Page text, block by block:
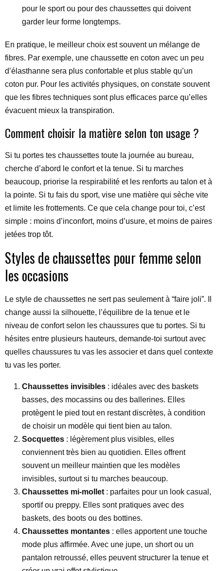
pour le sport ou pour des chaussettes qui doivent
garder leur forme longtemps.
En pratique, le meilleur choix est souvent un mélange de
fibres. Par exemple, une chaussette en coton avec un peu
d’élasthanne sera plus confortable et plus stable qu’un
coton pur. Pour les activités physiques, on constate souvent
que les fibres techniques sont plus efficaces parce qu’elles
évacuent mieux la transpiration.
Comment choisir la matière selon ton usage ?
Si tu portes tes chaussettes toute la journée au bureau,
cherche d’abord le confort et la tenue. Si tu marches
beaucoup, priorise la respirabilité et les renforts au talon et à
la pointe. Si tu fais du sport, vise une matière qui sèche vite
et limite les frottements. Ce que cela change pour toi, c’est
simple : moins d’inconfort, moins d’usure, et moins de paires
jetées trop tôt.
Styles de chaussettes pour femme selon
les occasions
Le style de chaussettes ne sert pas seulement à “faire joli”. Il
change aussi la silhouette, l’équilibre de la tenue et le
niveau de confort selon les chaussures que tu portes. Si tu
hésites entre plusieurs hauteurs, demande-toi surtout avec
quelles chaussures tu vas les associer et dans quel contexte
tu vas les porter.
Chaussettes invisibles : idéales avec des baskets
basses, des mocassins ou des ballerines. Elles
protègent le pied tout en restant discrètes, à condition
de choisir un modèle qui tient bien au talon.
Socquettes : légèrement plus visibles, elles
conviennent très bien au quotidien. Elles offrent
souvent un meilleur maintien que les modèles
invisibles, surtout si tu marches beaucoup.
Chaussettes mi-mollet : parfaites pour un look casual,
sportif ou preppy. Elles sont pratiques avec des
baskets, des boots ou des bottines.
Chaussettes montantes : elles apportent une touche
mode plus affirmée. Avec une jupe, un short ou un
pantalon retroussé, elles peuvent structurer la tenue et